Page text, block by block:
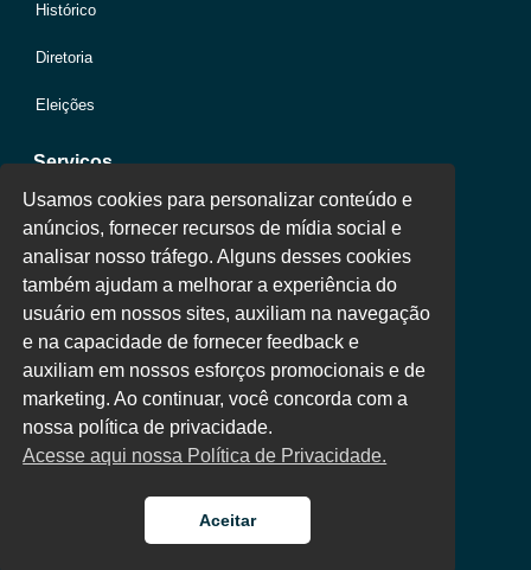
Histórico
Diretoria
Eleições
Serviços
Jurídico
Oportunidades
Clube de Vantagens
Área Colaborador
Usamos cookies para personalizar conteúdo e
anúncios, fornecer recursos de mídia social e
analisar nosso tráfego. Alguns desses cookies
também ajudam a melhorar a experiência do
usuário em nossos sites, auxiliam na navegação
e na capacidade de fornecer feedback e
auxiliam em nossos esforços promocionais e de
marketing. Ao continuar, você concorda com a
nossa política de privacidade.
Acesse aqui nossa Política de Privacidade.
Aceitar